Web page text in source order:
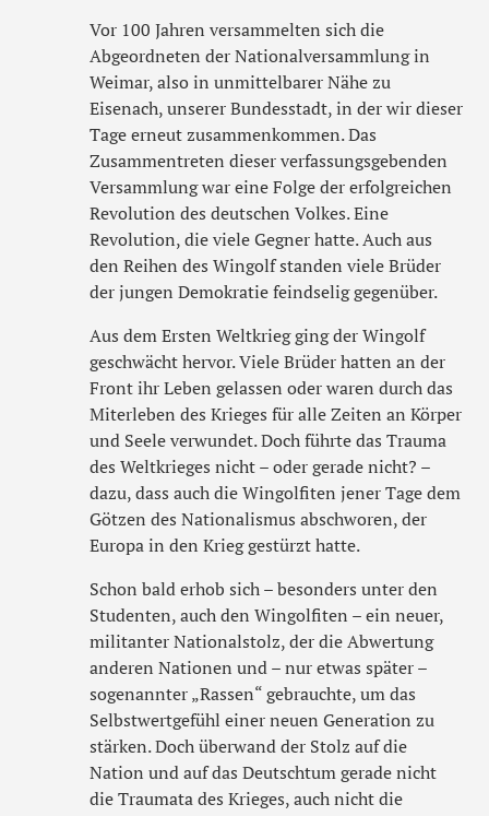
Vor 100 Jahren versammelten sich die
Abgeordneten der Nationalversammlung in
Weimar, also in unmittelbarer Nähe zu
Eisenach, unserer Bundesstadt, in der wir dieser
Tage erneut zusammenkommen. Das
Zusammentreten dieser verfassungsgebenden
Versammlung war eine Folge der erfolgreichen
Revolution des deutschen Volkes. Eine
Revolution, die viele Gegner hatte. Auch aus
den Reihen des Wingolf standen viele Brüder
der jungen Demokratie feindselig gegenüber.
Aus dem Ersten Weltkrieg ging der Wingolf
geschwächt hervor. Viele Brüder hatten an der
Front ihr Leben gelassen oder waren durch das
Miterleben des Krieges für alle Zeiten an Körper
und Seele verwundet. Doch führte das Trauma
des Weltkrieges nicht – oder gerade nicht? –
dazu, dass auch die Wingolfiten jener Tage dem
Götzen des Nationalismus abschworen, der
Europa in den Krieg gestürzt hatte.
Schon bald erhob sich – besonders unter den
Studenten, auch den Wingolfiten – ein neuer,
militanter Nationalstolz, der die Abwertung
anderen Nationen und – nur etwas später –
sogenannter „Rassen“ gebrauchte, um das
Selbstwertgefühl einer neuen Generation zu
stärken. Doch überwand der Stolz auf die
Nation und auf das Deutschtum gerade nicht
die Traumata des Krieges, auch nicht die